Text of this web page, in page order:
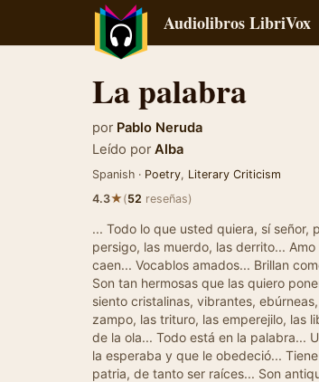
Audiolibros LibriVox
La palabra
por Pablo Neruda
Leído por Alba
Spanish · Poetry, Literary Criticism
4.3★(52 reseñas)
... Todo lo que usted quiera, sí señor,
persigo, las muerdo, las derrito...
caen... Vocablos amados... Brillan
Son tan hermosas que las quiero
siento cristalinas, vibrantes,
zampo, las trituro, las emperejilo, las
de la ola... Todo está en la palabra...
la esperaba y que le obedeció...
patria, de tanto ser raíces... Son